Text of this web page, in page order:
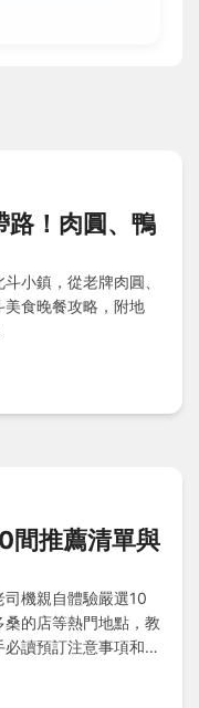
路！肉圓、鴨
小鎮，從老牌肉圓、
食晚餐攻略，附地
間推薦清單與
機親自體驗嚴選10
的店等熱門地點，教
讀預訂注意事項和常